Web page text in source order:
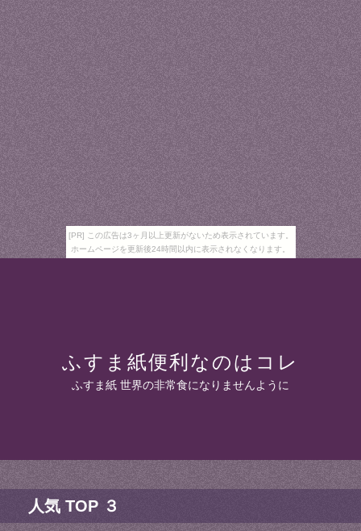
[PR] この広告は3ヶ月以上更新がないため表示されています。
ホームページを更新後24時間以内に表示されなくなります。
ふすま紙便利なのはコレ
ふすま紙 世界の非常食になりませんように
人気 TOP ３